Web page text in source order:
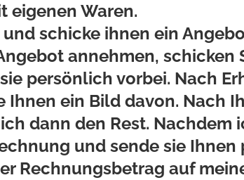
eigenen Waren.
schicke ihnen ein
annehmen, schicken
persönlich vorbei. Nach
Ihnen ein Bild davon. Nach
dann den Rest.
und sende sie Ihnen
Rechnungsbetrag auf